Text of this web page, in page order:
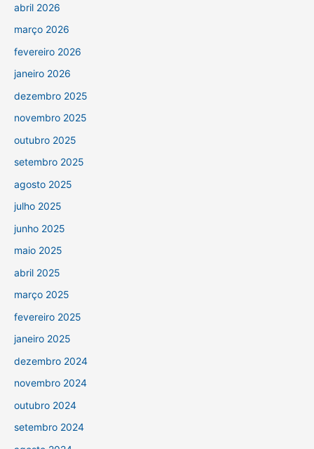
abril 2026
março 2026
fevereiro 2026
janeiro 2026
dezembro 2025
novembro 2025
outubro 2025
setembro 2025
agosto 2025
julho 2025
junho 2025
maio 2025
abril 2025
março 2025
fevereiro 2025
janeiro 2025
dezembro 2024
novembro 2024
outubro 2024
setembro 2024